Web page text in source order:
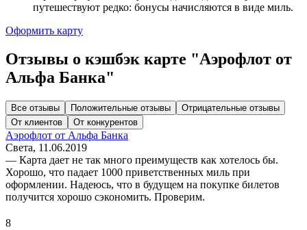
путешествуют редко: бонусы начисляются в виде миль.
Оформить карту
Отзывы о кэшбэк карте "Аэрофлот от
Альфа Банка"
Все отзывы Положительные отзывы
Отрицательные отзывы
От клиентов
От конкурентов
Аэрофлот от Альфа Банка
Света, 11.06.2019
— Карта дает не так много преимуществ как хотелось бы.
Хорошо, что падает 1000 приветственных миль при
оформлении. Надеюсь, что в будущем на покупке билетов
получится хорошо сэкономить. Проверим.
8